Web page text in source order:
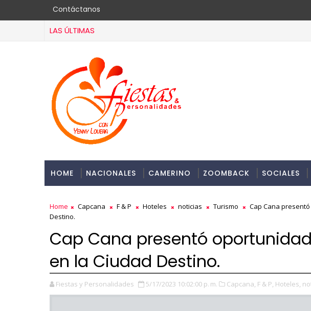
Contáctanos
LAS ÚLTIMAS
HOME NACIONALES CAMERINO ZOOMBACK SOCIALES
Home Capcana F & P Hoteles noticias Turismo
Cap Cana
Destino.
Cap Cana presentó
en la Ciudad Destino.
Fiestas y Personalidades 5/17/2023 10:02:00 p. m. Capcana, F & P, Hoteles,